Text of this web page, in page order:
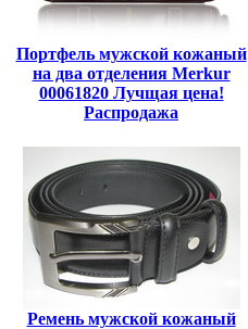
Портфель мужской кожаный
на два отделения Merkur
00061820 Лучщая цена!
Распродажа
Ремень мужской кожаный